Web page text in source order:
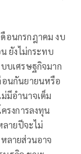
อนกรกฎาคม งบ
ยังไม่กระทบ
บบเศรษฐกิจมาก
อนกันยายนหรือ
มีอำนาจเต็ม
รงการลงทุน
ายปีจะไม่
หลายส่วนอาจ